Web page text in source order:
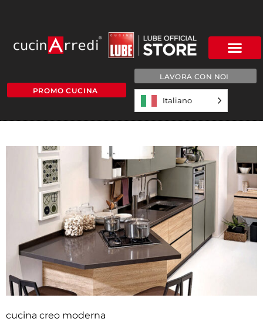
PROMO CUCINA
LAVORA CON NOI
Italiano
cucina creo moderna